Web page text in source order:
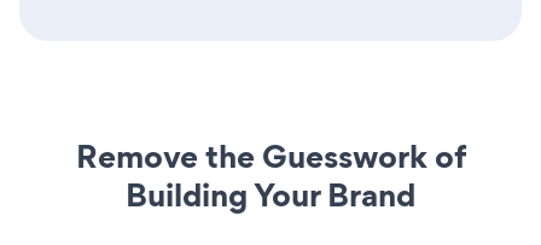
Remove the Guesswork of
Building Your Brand